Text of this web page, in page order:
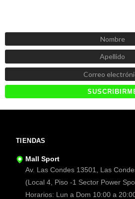
TIENDAS
Mall Sport
Av. Las Condes 13501, Las
(Local 4, Piso -1 Sector Power
Horarios: Lun a Dom 10:00 a